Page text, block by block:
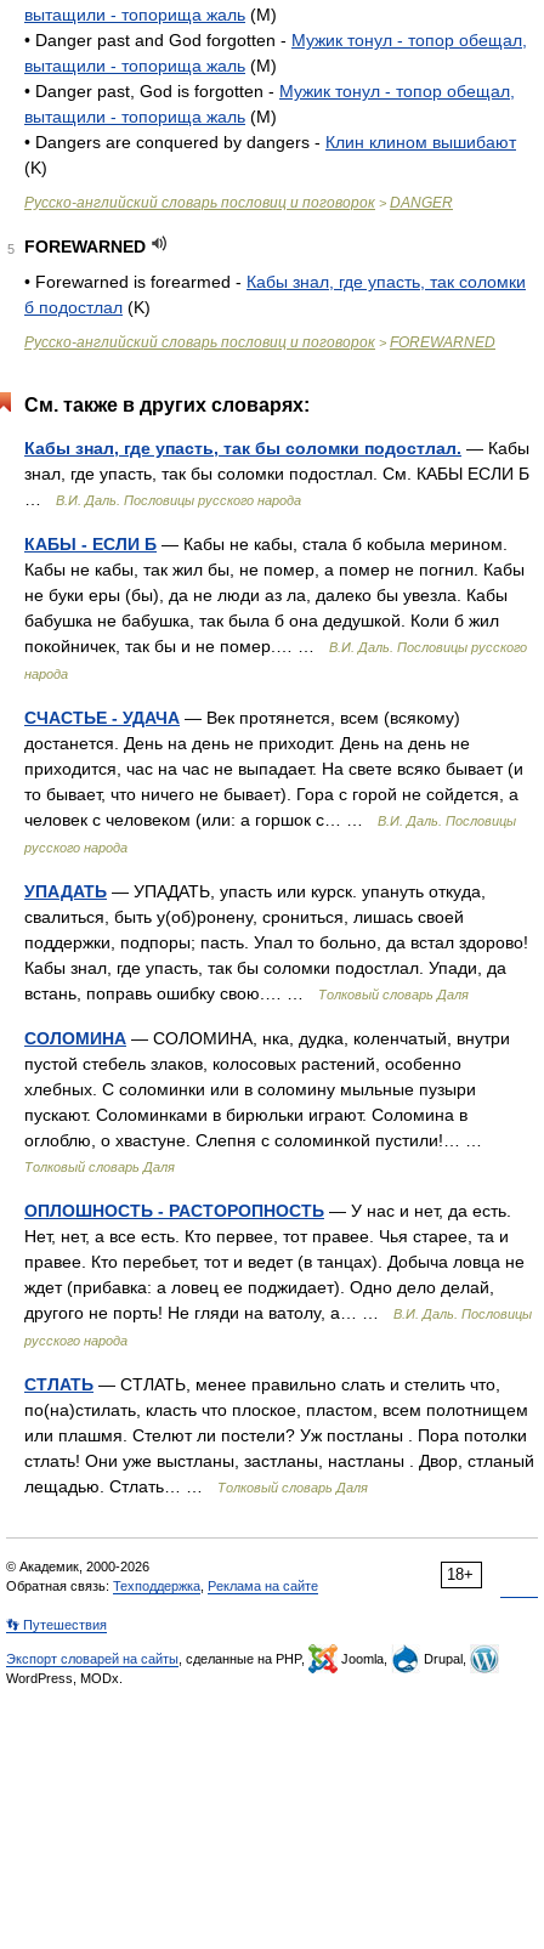
вытащили - топорища жаль (M)
• Danger past and God forgotten - Мужик тонул - топор обещал,
вытащили - топорища жаль (M)
• Danger past, God is forgotten - Мужик тонул - топор обещал,
вытащили - топорища жаль (M)
• Dangers are conquered by dangers - Клин клином вышибают
(K)
Русско-английский словарь пословиц и поговорок > DANGER
5
FOREWARNED
• Forewarned is forearmed - Кабы знал, где упасть, так соломки
б подостлал (K)
Русско-английский словарь пословиц и поговорок > FOREWARNED
См. также в других словарях:
Кабы знал, где упасть, так бы соломки подостлал. — Кабы
знал, где упасть, так бы соломки подостлал. См. КАБЫ ЕСЛИ Б
В.И. Даль. Пословицы русского народа
КАБЫ - ЕСЛИ Б — Кабы не кабы, стала б кобыла мерином.
Кабы не кабы, так жил бы, не помер, а помер не погнил. Кабы
не буки еры (бы), да не люди аз ла, далеко бы увезла. Кабы
бабушка не бабушка, так была б она дедушкой. Коли б жил
покойничек, так бы и не помер.… …
В.И. Даль. Пословицы русского
народа
СЧАСТЬЕ - УДАЧА — Век протянется, всем (всякому)
достанется. День на день не приходит. День на день не
приходится, час на час не выпадает. На свете всяко бывает (и
то бывает, что ничего не бывает). Гора с горой не сойдется, а
человек с человеком (или: а горшок с… …
В.И. Даль. Пословицы
русского народа
УПАДАТЬ — УПАДАТЬ, упасть или курск. упануть откуда,
свалиться, быть у(об)ронену, срониться, лишась своей
поддержки, подпоры; пасть. Упал то больно, да встал здорово!
Кабы знал, где упасть, так бы соломки подостлал. Упади, да
встань, поправь ошибку свою.… …
Толковый словарь Даля
СОЛОМИНА — СОЛОМИНА, нка, дудка, коленчатый, внутри
пустой стебель злаков, колосовых растений, особенно
хлебных. С соломинки или в соломину мыльные пузыри
пускают. Соломинками в бирюльки играют. Соломина в
оглоблю, о хвастуне. Слепня с соломинкой пустили!… …
Толковый словарь Даля
ОПЛОШНОСТЬ - РАСТОРОПНОСТЬ — У нас и нет, да есть.
Нет, нет, а все есть. Кто первее, тот правее. Чья старее, та и
правее. Кто перебьет, тот и ведет (в танцах). Добыча ловца не
ждет (прибавка: а ловец ее поджидает). Одно дело делай,
другого не порть! Не гляди на ватолу, а… …
В.И. Даль. Пословицы
русского народа
СТЛАТЬ — СТЛАТЬ, менее правильно слать и стелить что,
по(на)стилать, класть что плоское, пластом, всем полотнищем
или плашмя. Стелют ли постели? Уж постланы . Пора потолки
стлать! Они уже выстланы, застланы, настланы . Двор, стланый
лещадью. Стлать… …
Толковый словарь Даля
18+
© Академик, 2000-2026
Обратная связь: Техподдержка Реклама на сайте
👣 Путешествия
Экспорт словарей на сайты , сделанные на PHP, Joomla,
Drupal,
WordPress, MODx.